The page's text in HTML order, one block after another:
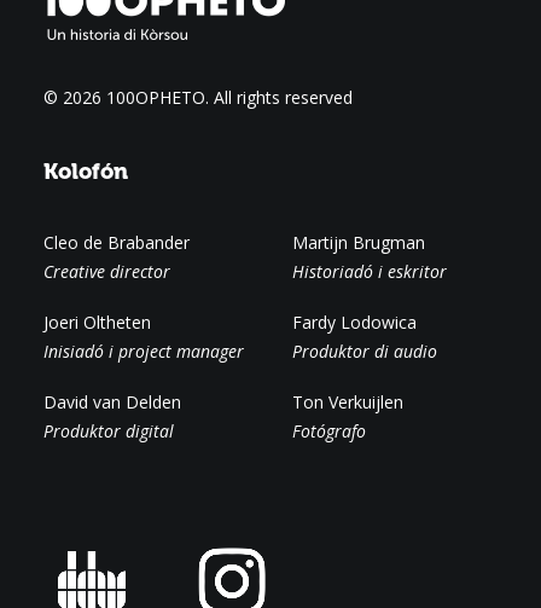
© 2026 100OPHETO. All rights reserved
Kolofón
Cleo de Brabander
Creative director
Joeri Oltheten
Inisiadó i project manager
David van Delden
Produktor digital
Martijn Brugman
Historiadó i eskritor
Fardy Lodowica
Produktor di audio
Ton Verkuijlen
Fotógrafo